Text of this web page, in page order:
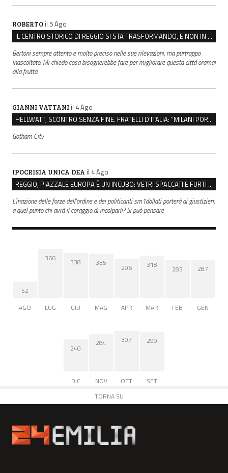
ROBERTO il 5 Ago
IL CENTRO STORICO DI REGGIO SI STA TRASFORMANDO, E NON IN MEGLIO
Bertoni sempre attento e molto preciso nelle sue rilevazioni, ma purtroppo
inascoltato. Mi chiedo cosa bisognerebbe fare per migliorare questa città oramai
alla frutta.
GIANNI VATTANI il 4 Ago
HELLWATT, SCONTRO SENZA FINE. FRATELLI D’ITALIA: “MILANI PORTA DOCUMENTI, DE FRANCO INSULTI”
Gotham City
IPOCRISIA UNICA DEA il 4 Ago
REGGIO, PIAZZALE EUROPA È UN INCUBO: VETRI SPACCATI E FURTI SULLE AUTO IN SOSTA
L'inazione delle forze dell'ordine e dei politicanti sm1dollati porterà ai giustizieri,
a quel punto chi avrà il coraggio di incolparli? Si può pensare
52
AGO
366
LUG
338
GIU
335
MAG
296
APR
318
MAR
283
FEB
287
GEN
240
DIC
284
NOV
307
OTT
299
SET
TORNA SU